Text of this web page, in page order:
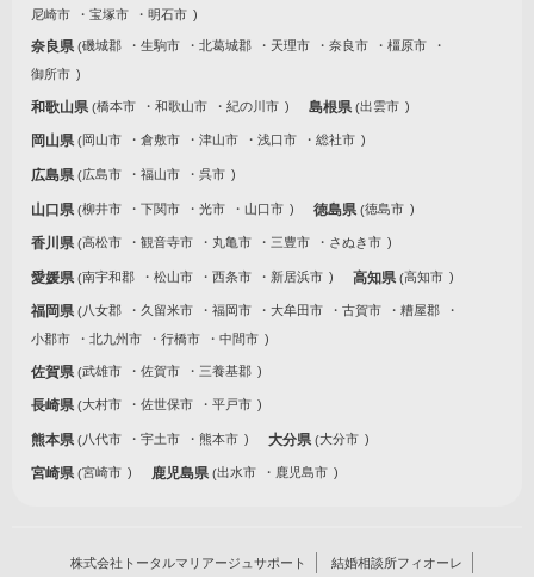
尼崎市
宝塚市 明石市
奈良県 磯城郡 生駒市 北葛城郡 天理市 奈良市
橿原市
御所市
和歌山県 橋本市 和歌山市 紀の川市 島根県 出雲市
岡山県 岡山市 倉敷市 津山市 浅口市 総社市
広島県 広島市 福山市 呉市
山口県 柳井市 下関市 光市 山口市 徳島県 徳島市
香川県 高松市 観音寺市 丸亀市 三豊市 さぬき市
愛媛県 南宇和郡 松山市 西条市 新居浜市 高知県 高知市
福岡県 八女郡 久留米市 福岡市 大牟田市 古賀市
糟屋郡
小郡市
北九州市 行橋市 中間市
佐賀県 武雄市 佐賀市 三養基郡
長崎県 大村市 佐世保市 平戸市
熊本県 八代市 宇土市 熊本市 大分県 大分市
宮崎県 宮崎市 鹿児島県 出水市 鹿児島市
株式会社トータルマリアージュサポート 結婚相談所フィオーレ